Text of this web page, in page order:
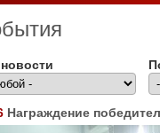
Награждение